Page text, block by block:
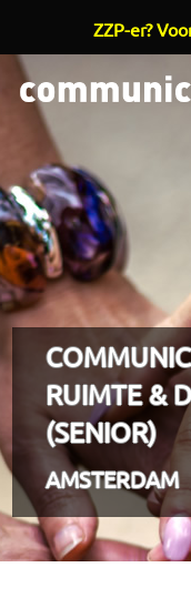
Overslaan en naar
RUIMTE &
(SENIOR)
AMSTERDAM
ZZP-er?